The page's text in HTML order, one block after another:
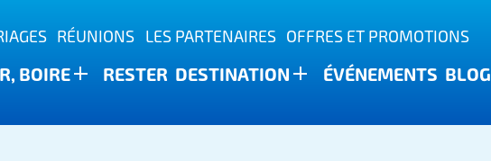
RÉUNIONS LES PARTENAIRES OFFRES ET PROMOTIONS
BOIRE RESTER DESTINATION ÉVÉNEMENTS BLOG